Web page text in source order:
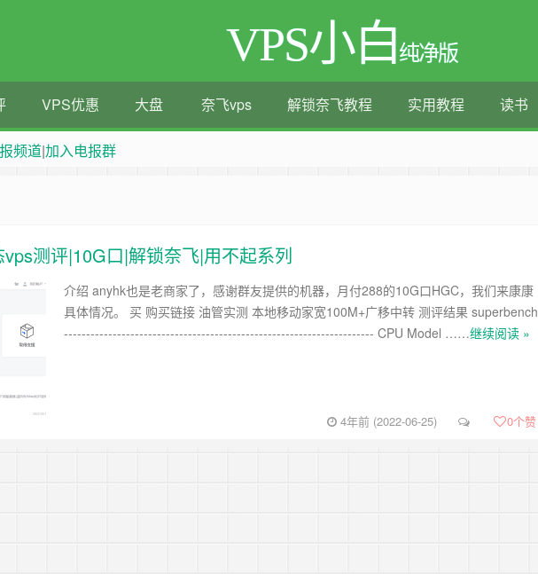
VPS小白纯净版
VPS优惠 大盘 奈飞vps 解锁奈飞教程 实用教程 读书
频道|加入电报群
坡|美国等多地vps测评|移动直连|1Gbps带宽|年付€29
测评|10G口|解锁奈飞|用不起系列
介绍 anyhk也是老商家了，感谢群友提供的机器，月付288的10G口HGC，我们来康康
具体情况。 买 购买链接 油管实测 本地移动家宽100M+广移中转 测评结果 superbench
---------------------------------------------------------------------- CPU Model ……继续阅读 »
4年前 (2022-06-25) 0个赞